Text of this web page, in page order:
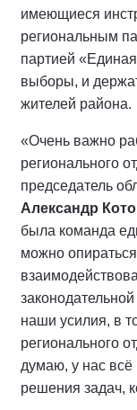
имеющиеся
региональным
партией
выборы, и
жителей района.
«Очень важно
регионального
председатель
Александр
была команда
можно
наши усилия, в
регионального
думаю, у нас
решения задач,